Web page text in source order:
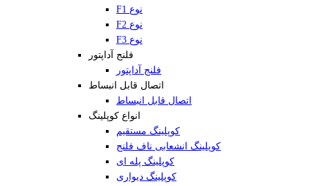
F1 نوع
F2 نوع
F3 نوع
فلنج آداپتور
فلنج آداپتور
اتصال قابل انبساط
اتصال قابل انبساط
انواع کوپلینگ
کوپلینگ مستقیم
کوپلینگ انشعابی ناف فلنج
کوپلینگ پله ای
کوپلینگ دیواری